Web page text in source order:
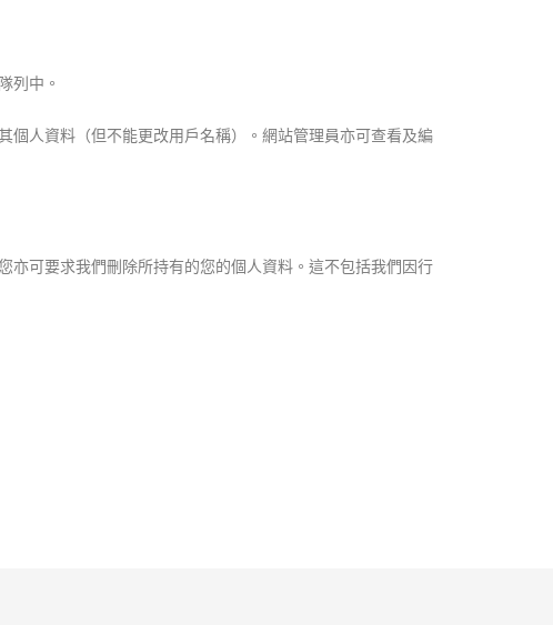
列中。
個人資料（但不能更改用戶名稱）。網站管理員亦可查看及編
亦可要求我們刪除所持有的您的個人資料。這不包括我們因行